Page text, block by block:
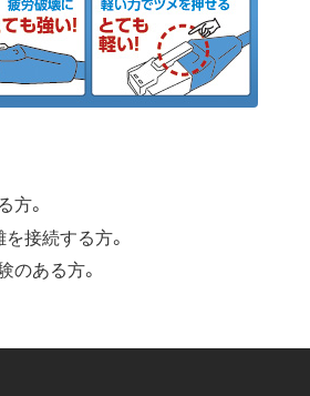
。
接続する方。
ある方。